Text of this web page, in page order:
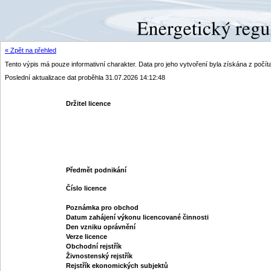
« Zpět na přehled
Tento výpis má pouze informativní charakter. Data pro jeho vytvoření byla získána z
Poslední aktualizace dat proběhla 31.07.2026 14:12:48
Držitel licence
Předmět podnikání
Číslo licence
Poznámka pro obchod
Datum zahájení výkonu licencované činnosti
Den vzniku oprávnění
Verze licence
Obchodní rejstřík
Živnostenský rejstřík
Rejstřík ekonomických subjektů